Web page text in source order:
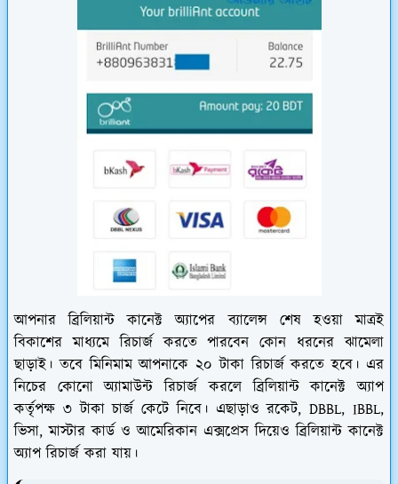
আপনার ব্রিলিয়ান্ট কানেক্ট অ্যাপের ব্যালেন্স শেষ হওয়া মাত্রই
বিকাশের মাধ্যমে রিচার্জ করতে পারবেন কোন ধরনের ঝামেলা
ছাড়াই। তবে মিনিমাম আপনাকে ২০ টাকা রিচার্জ করতে হবে। এর
নিচের কোনো অ্যামাউন্ট রিচার্জ করলে ব্রিলিয়ান্ট কানেক্ট অ্যাপ
কর্তৃপক্ষ ৩ টাকা চার্জ কেটে নিবে। এছাড়াও রকেট, DBBL, IBBL,
ভিসা, মাস্টার কার্ড ও আমেরিকান এক্সপ্রেস দিয়েও ব্রিলিয়ান্ট কানেক্ট
অ্যাপ রিচার্জ করা যায়।